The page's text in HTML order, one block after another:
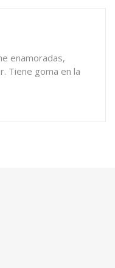
enamoradas,
Tiene goma en la